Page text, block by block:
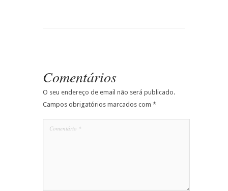
Comentários
O seu endereço de email não será publicado.
Campos obrigatórios marcados com *